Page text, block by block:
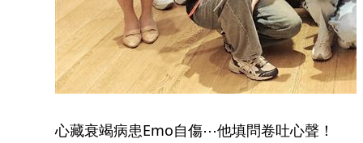
心藏衰竭病患Emo自傷⋯他填問卷吐心聲！